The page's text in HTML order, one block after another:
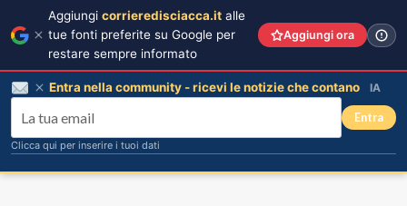
Aggiungi corrieredisciacca.it alle
tue fonti preferite su Google per
restare sempre informato
Aggiungi ora
Entra nella community - ricevi le notizie che contano IA
Entra
Clicca qui per inserire i tuoi dati